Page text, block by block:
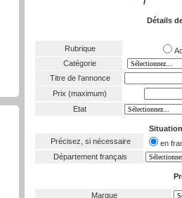
Détails
Rubrique
Catégorie
Titre de l'annonce
Prix (maximum)
Etat
Précisez, si nécessaire
en
Département français
Marque